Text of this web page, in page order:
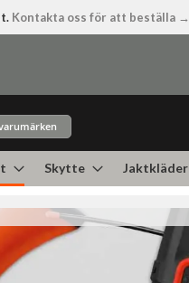
Kontakta oss för att beställa →
Skytte Jaktkläder